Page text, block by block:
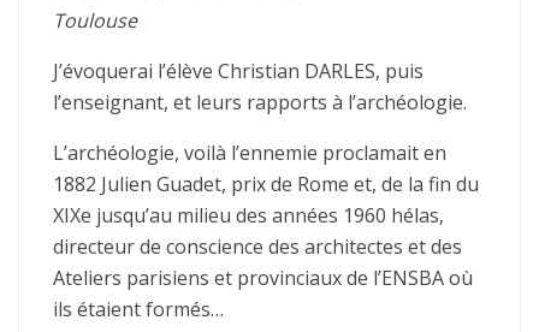
Toulouse
J’évoquerai l’élève Christian DARLES, puis
l’enseignant, et leurs rapports à l’archéologie.
L’archéologie, voilà l’ennemie proclamait en
1882 Julien Guadet, prix de Rome et, de la fin du
XIXe jusqu’au milieu des années 1960 hélas,
directeur de conscience des architectes et des
Ateliers parisiens et provinciaux de l’ENSBA où
ils étaient formés…